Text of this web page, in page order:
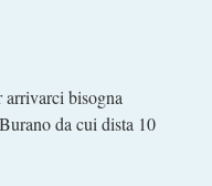
bisogna
da cui dista 10